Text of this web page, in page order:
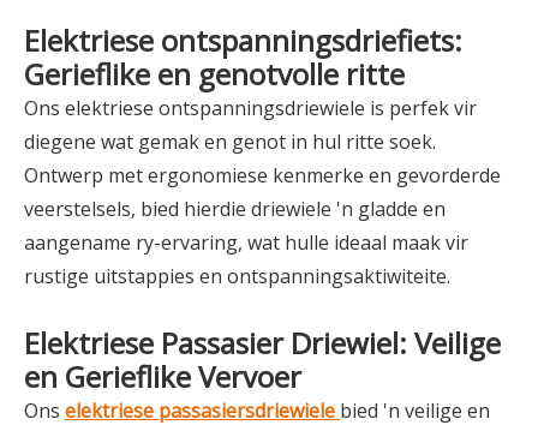
Elektriese ontspanningsdriefiets:
Gerieflike en genotvolle ritte
Ons elektriese ontspanningsdriewiele is perfek vir
diegene wat gemak en genot in hul ritte soek.
Ontwerp met ergonomiese kenmerke en gevorderde
veerstelsels, bied hierdie driewiele 'n gladde en
aangename ry-ervaring, wat hulle ideaal maak vir
rustige uitstappies en ontspanningsaktiwiteite.
Elektriese Passasier Driewiel: Veilige
en Gerieflike Vervoer
Ons elektriese passasiersdriewiele bied 'n veilige en